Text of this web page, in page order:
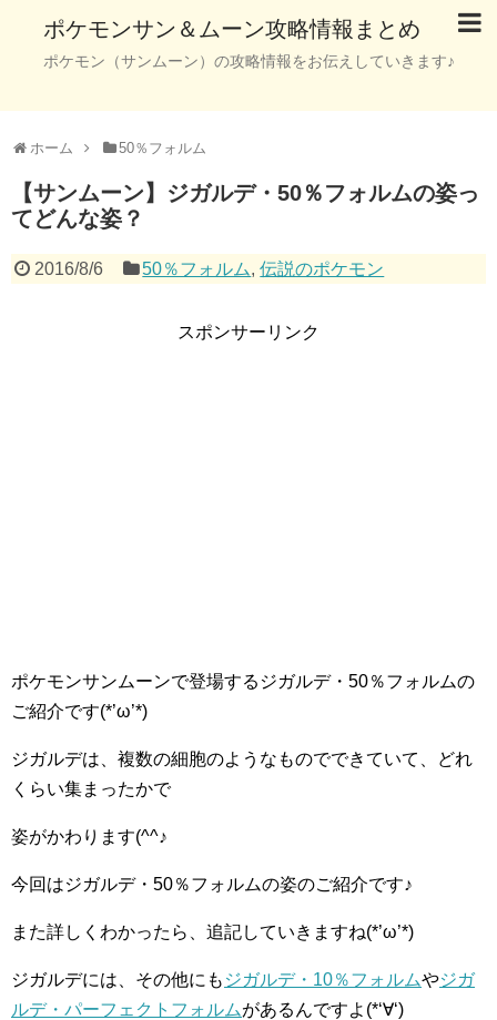
ポケモンサン＆ムーン攻略情報まとめ
ポケモン（サンムーン）の攻略情報をお伝えしていきます♪
ホーム 50％フォルム
【サンムーン】ジガルデ・50％フォルムの姿っ
てどんな姿？
2016/8/6 50％フォルム,伝説のポケモン
スポンサーリンク
ポケモンサンムーンで登場するジガルデ・50％フォルムの
ご紹介です(*’ω’*)
ジガルデは、複数の細胞のようなものでできていて、どれ
くらい集まったかで
姿がかわります(^^♪
今回はジガルデ・50％フォルムの姿のご紹介です♪
また詳しくわかったら、追記していきますね(*’ω’*)
ジガルデには、その他にも ジガルデ・10％フォルムやジガ
ルデ・パーフェクトフォルムがあるんですよ(*‘∀‘)